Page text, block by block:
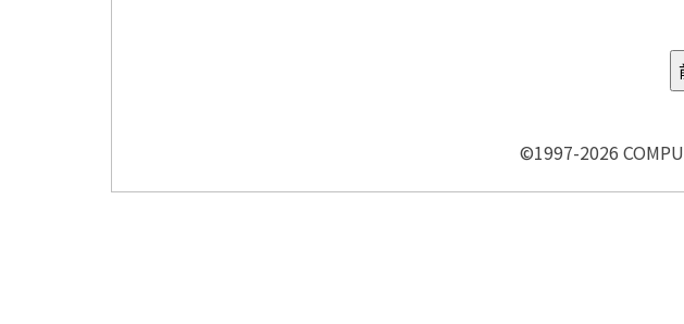
©1997-2026